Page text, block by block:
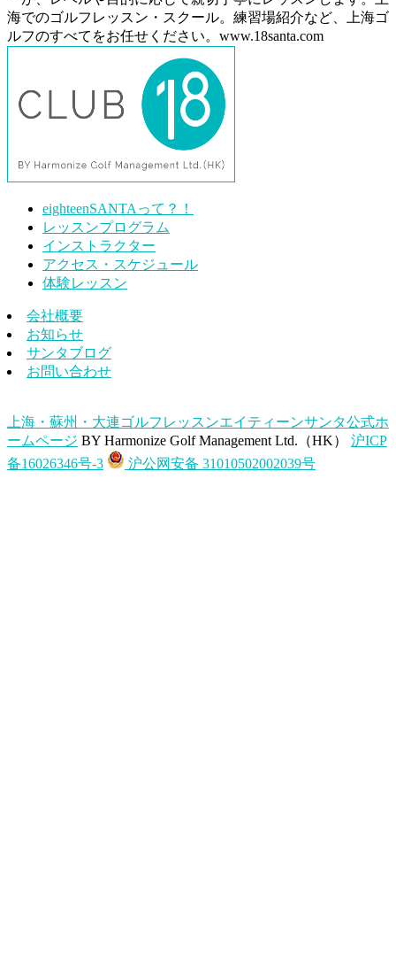
海でのゴルフレッスン・スクール。練習場紹介など、上海ゴ
ルフのすべてをお任せください。www.18santa.com
eighteenSANTAって？！
レッスンプログラム
インストラクター
アクセス・スケジュール
体験レッスン
会社概要
お知らせ
サンタブログ
お問い合わせ
上海・蘇州・大連ゴルフレッスンエイティーンサンタ公式ホ
ームページ BY Harmonize Golf Management Ltd.（HK） 沪ICP
备16026346号-3
沪公网安备 31010502002039号